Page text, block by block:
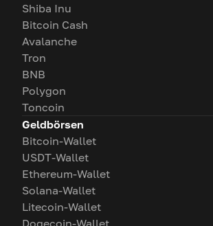
Shiba Inu
Bitcoin Cash
Avalanche
Tron
BNB
Polygon
Toncoin
Geldbörsen
Bitcoin-Wallet
USDT-Wallet
Ethereum-Wallet
Solana-Wallet
Litecoin-Wallet